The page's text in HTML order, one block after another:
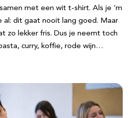
met een wit t-shirt. Als je ‘m
al: dit gaat nooit lang goed. Maar
zo lekker fris. Dus je neemt toch
curry, koffie, rode wijn…